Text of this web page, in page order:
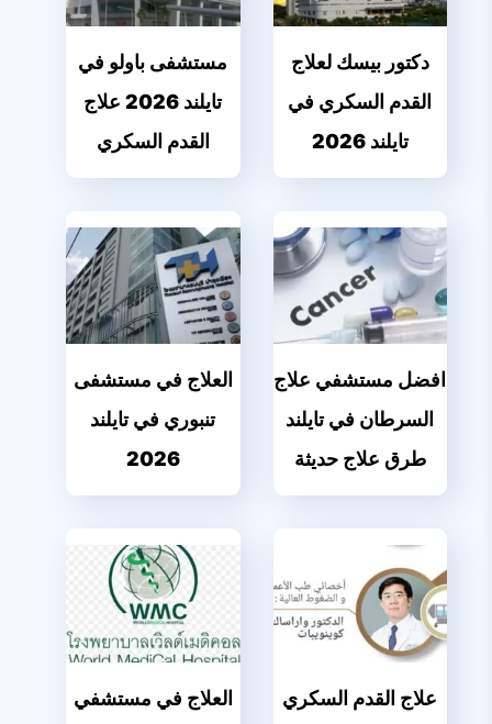
دكتور بيسك لعلاج
القدم السكري في
تايلند 2026
مستشفى باولو في
تايلند 2026 علاج
القدم السكري
افضل مستشفي علاج
السرطان في تايلند
طرق علاج حديثة
العلاج في مستشفى
تنبوري في تايلند
2026
علاج القدم السكري
العلاج في مستشفي